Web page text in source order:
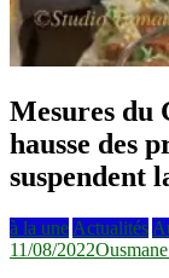
Mesures du
hausse des
suspendent
à la une Actualités
11/08/2022